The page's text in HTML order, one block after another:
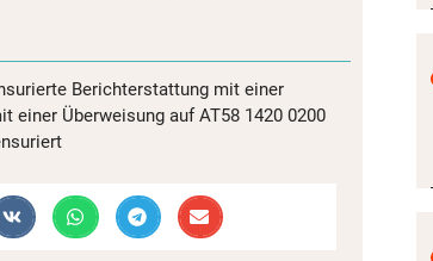
Berichterstattung mit einer
einer Überweisung auf AT58 1420 0200